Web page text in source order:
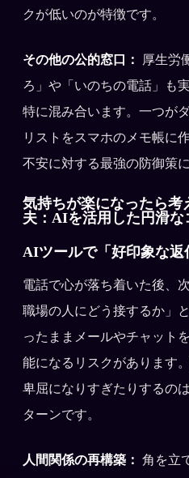
クが低いのが特徴です。
その他の公的窓口：
厚生労
ろ」や「いのちの電話」も
特に混み合います。一つが
リストをスマホのメモ帳に
不安に対する最強の防御策
気持ちが楽になったら考
夫：AIを活用した円滑
AIツールで「好印象な返
電話で心が落ち着いた後、
職場の人にどう接するか」
ったままメールやチャット
能になるリスクがあります
卑屈になりすぎたりするの
ターンです。
人間関係の再構築： 角を立